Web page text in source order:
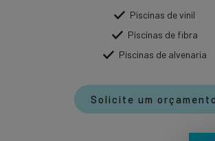
Piscinas de vinil
Piscinas de fibra
Piscinas de alvenaria
Solicite um orçamento